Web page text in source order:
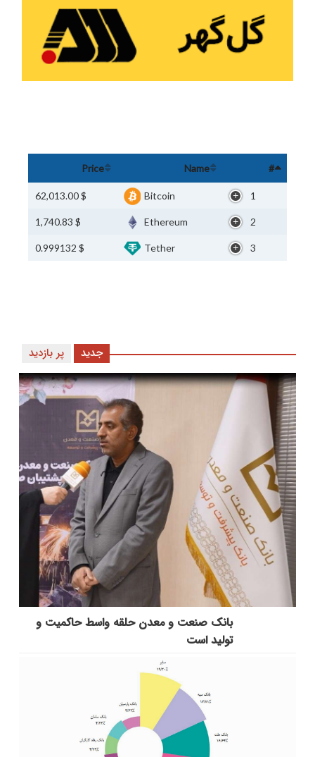
#
Name
Price
1
Bitcoin
$ 62,013.00
2
Ethereum
$ 1,740.83
3
Tether
$ 0.999132
پر بازدید جدید
بانك صنعت و معدن حلقه واسط حاكمیت و
تولید است